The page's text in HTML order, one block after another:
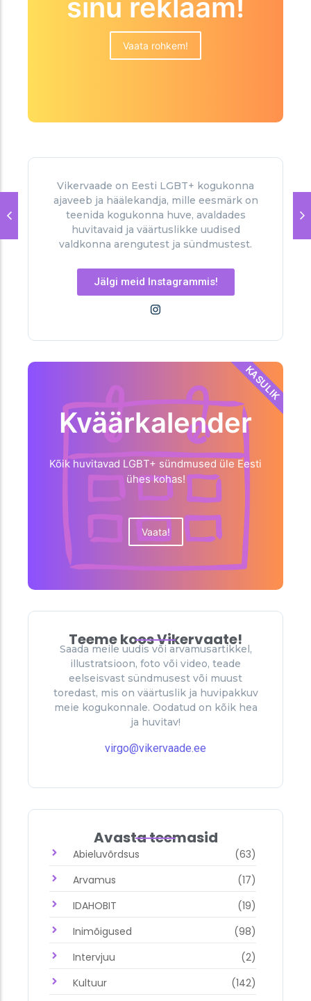
sinu reklaam!
Vaata rohkem!
Vikervaade on Eesti LGBT+ kogukonna
ajaveeb ja häälekandja, mille eesmärk on
teenida kogukonna huve, avaldades
huvitavaid ja väärtuslikke uudised
valdkonna arengutest ja sündmustest.
Jälgi meid Instagrammis!
Kväärkalender
Kõik huvitavad LGBT+ sündmused üle Eesti
ühes kohas!
Vaata!
KASULIK
Teeme koos Vikervaate!
Saada meile uudis või arvamusartikkel,
illustratsioon, foto või video, teade
eelseisvast sündmusest või muust
toredast, mis on väärtuslik ja huvipakkuv
meie kogukonnale. Oodatud on kõik hea
ja huvitav!
virgo@vikervaade.ee
Avasta teemasid
Abieluvõrdsus
(63)
Arvamus
(17)
IDAHOBIT
(19)
Inimõigused
(98)
Intervjuu
(2)
Kultuur
(142)